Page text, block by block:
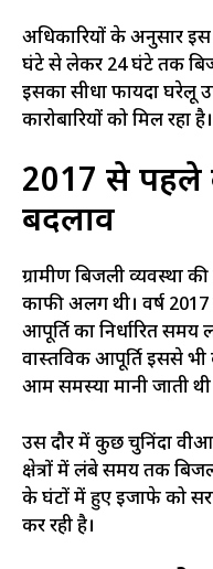
अधिकारियों के अनुसार
घंटे से लेकर 24 घंटे तक
इसका सीधा फायदा घरेलू
कारोबारियों को मिल रहा है।
2017 से पहले
बदलाव
ग्रामीण बिजली व्यवस्था
काफी अलग थी। वर्ष 2017
आपूर्ति का निर्धारित
वास्तविक आपूर्ति इससे
आम समस्या मानी जाती
उस दौर में कुछ चुनिंदा
क्षेत्रों में लंबे समय तक
के घंटों में हुए इजाफे को
कर रही है।